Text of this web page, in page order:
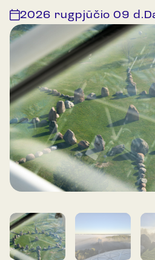
2026 rugpjūčio 09 d.